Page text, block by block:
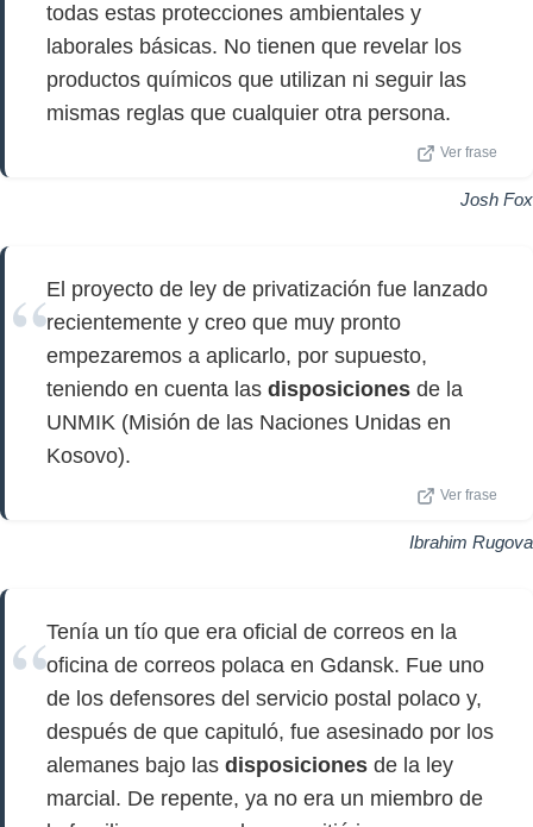
todas estas protecciones ambientales y
laborales básicas. No tienen que revelar los
productos químicos que utilizan ni seguir las
mismas reglas que cualquier otra persona.
Ver frase
Josh Fox
El proyecto de ley de privatización fue lanzado
recientemente y creo que muy pronto
empezaremos a aplicarlo, por supuesto,
teniendo en cuenta las disposiciones de la
UNMIK (Misión de las Naciones Unidas en
Kosovo).
Ver frase
Ibrahim Rugova
Tenía un tío que era oficial de correos en la
oficina de correos polaca en Gdansk. Fue uno
de los defensores del servicio postal polaco y,
después de que capituló, fue asesinado por los
alemanes bajo las disposiciones de la ley
marcial. De repente, ya no era un miembro de